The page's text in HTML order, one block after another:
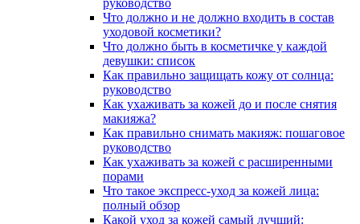
руководство
Что должно и не должно входить в состав
уходовой косметики?
Что должно быть в косметичке у каждой
девушки: список
Как правильно защищать кожу от солнца:
руководство
Как ухаживать за кожей до и после снятия
макияжа?
Как правильно снимать макияж: пошаговое
руководство
Как ухаживать за кожей с расширенными
порами
Что такое экспресс-уход за кожей лица:
полный обзор
Какой уход за кожей самый лучший: